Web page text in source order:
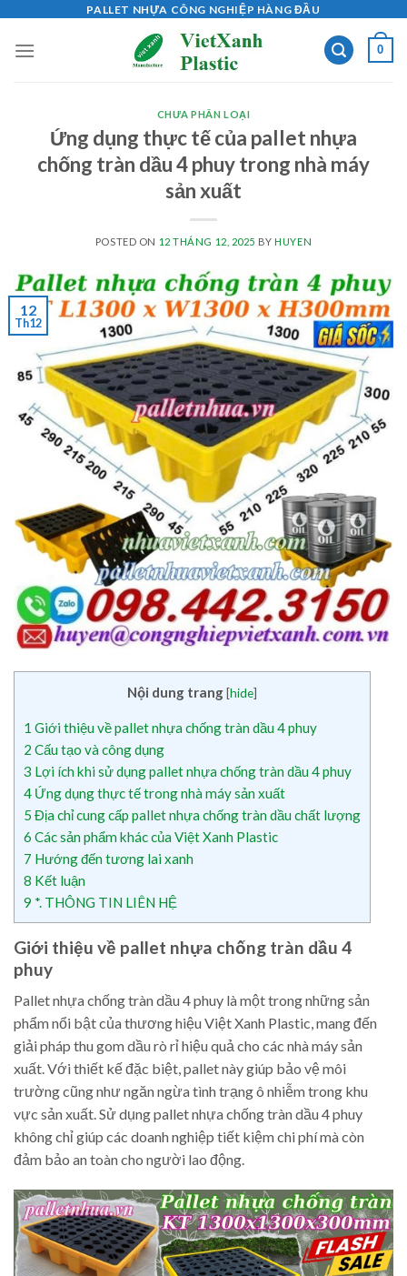
content
PALLET NHỰA CÔNG NGHIỆP HÀNG ĐẦU
0
CHƯA PHÂN LOẠI
Ứng dụng thực tế của pallet nhựa
chống tràn dầu 4 phuy trong nhà máy
sản xuất
POSTED ON 12 THÁNG 12, 2025 BYHUYEN
12
Th12
Nội dung trang[hide]
1 Giới thiệu về pallet nhựa chống tràn dầu 4 phuy
2 Cấu tạo và công dụng
3 Lợi ích khi sử dụng pallet nhựa chống tràn dầu 4 phuy
4 Ứng dụng thực tế trong nhà máy sản xuất
5 Địa chỉ cung cấp pallet nhựa chống tràn dầu chất lượng
6 Các sản phẩm khác của Việt Xanh Plastic
7 Hướng đến tương lai xanh
8 Kết luận
9 *. THÔNG TIN LIÊN HỆ
Giới thiệu về pallet nhựa chống tràn dầu 4
phuy
Pallet nhựa chống tràn dầu 4 phuy là một trong những sản
phẩm nổi bật của thương hiệu Việt Xanh Plastic, mang đến
giải pháp thu gom dầu rò rỉ hiệu quả cho các nhà máy sản
xuất. Với thiết kế đặc biệt, pallet này giúp bảo vệ môi
trường cũng như ngăn ngừa tình trạng ô nhiễm trong khu
vực sản xuất. Sử dụng pallet nhựa chống tràn dầu 4 phuy
không chỉ giúp các doanh nghiệp tiết kiệm chi phí mà còn
đảm bảo an toàn cho người lao động.